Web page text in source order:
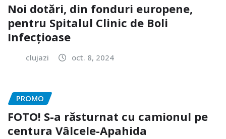
Noi dotări, din fonduri europene,
pentru Spitalul Clinic de Boli
Infecțioase
clujazi oct. 8, 2024
PROMO
FOTO! S-a răsturnat cu camionul pe
centura Vâlcele-Apahida